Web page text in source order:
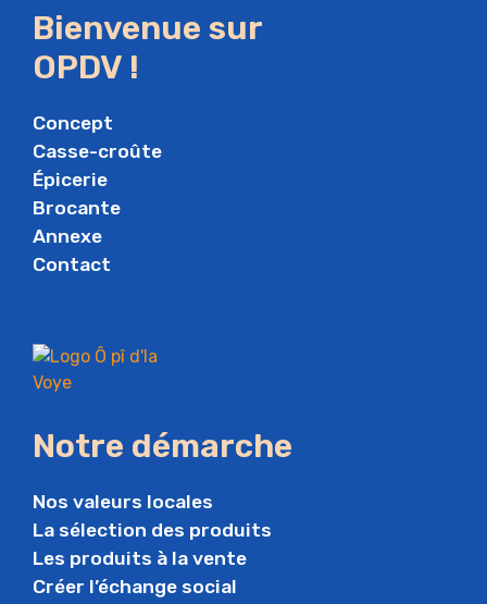
Bienvenue sur
OPDV !
Concept
Casse-croûte
Épicerie
Brocante
Annexe
Contact
Notre démarche
Nos valeurs locales
La sélection des produits
Les produits à la vente
Créer l’échange social